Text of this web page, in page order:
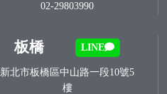
02-29803990
板橋 LINE
新北市板橋區中山路一段10號5
樓